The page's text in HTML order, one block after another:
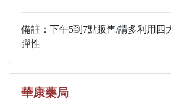
備註：下午5到7點販售/請多利用四
彈性
華康藥局